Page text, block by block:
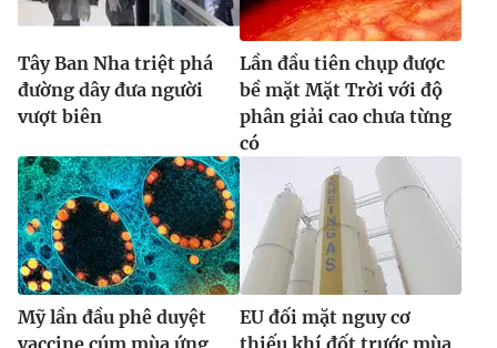
Tây Ban Nha triệt phá
đường dây đưa người
vượt biên
Lần đầu tiên chụp được
bề mặt Mặt Trời với độ
phân giải cao chưa từng
có
Mỹ lần đầu phê duyệt
EU đối mặt nguy cơ